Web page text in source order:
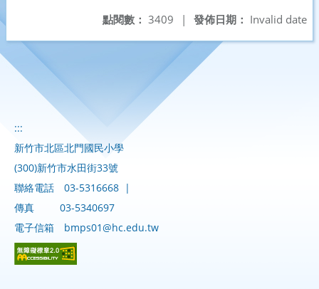
發佈日期： Invalid date
點閱數： 3409 |
:::
新竹市北區北門國民小學
(300)新竹市水田街33號
聯絡電話
03-5316668 |
傳真
03-5340697
電子信箱
bmps01@hc.edu.tw